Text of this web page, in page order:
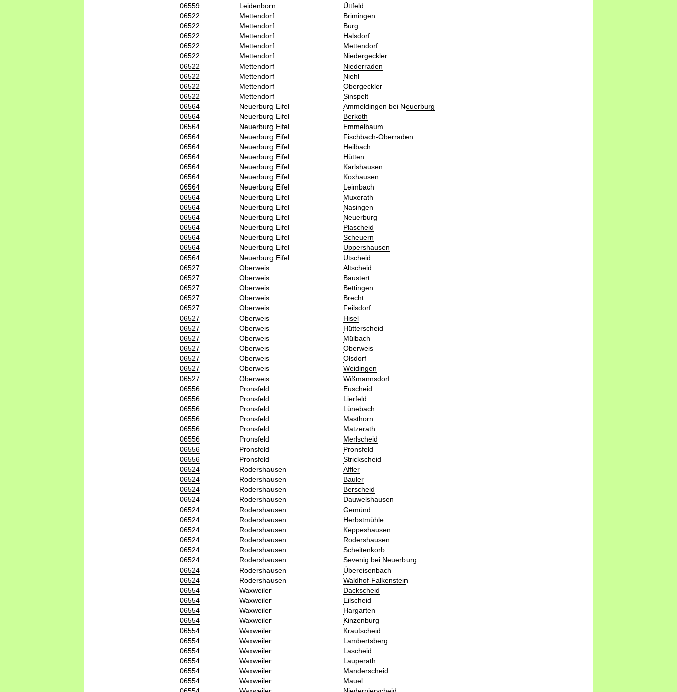
06559
Leidenborn
Üttfeld
06522
Mettendorf
Brimingen
06522
Mettendorf
Burg
06522
Mettendorf
Halsdorf
06522
Mettendorf
Mettendorf
06522
Mettendorf
Niedergeckler
06522
Mettendorf
Niederraden
06522
Mettendorf
Niehl
06522
Mettendorf
Obergeckler
06522
Mettendorf
Sinspelt
06564
Neuerburg Eifel
Ammeldingen bei Neuerburg
06564
Neuerburg Eifel
Berkoth
06564
Neuerburg Eifel
Emmelbaum
06564
Neuerburg Eifel
Fischbach-Oberraden
06564
Neuerburg Eifel
Heilbach
06564
Neuerburg Eifel
Hütten
06564
Neuerburg Eifel
Karlshausen
06564
Neuerburg Eifel
Koxhausen
06564
Neuerburg Eifel
Leimbach
06564
Neuerburg Eifel
Muxerath
06564
Neuerburg Eifel
Nasingen
06564
Neuerburg Eifel
Neuerburg
06564
Neuerburg Eifel
Plascheid
06564
Neuerburg Eifel
Scheuern
06564
Neuerburg Eifel
Uppershausen
06564
Neuerburg Eifel
Utscheid
06527
Oberweis
Altscheid
06527
Oberweis
Baustert
06527
Oberweis
Bettingen
06527
Oberweis
Brecht
06527
Oberweis
Feilsdorf
06527
Oberweis
Hisel
06527
Oberweis
Hütterscheid
06527
Oberweis
Mülbach
06527
Oberweis
Oberweis
06527
Oberweis
Olsdorf
06527
Oberweis
Weidingen
06527
Oberweis
Wißmannsdorf
06556
Pronsfeld
Euscheid
06556
Pronsfeld
Lierfeld
06556
Pronsfeld
Lünebach
06556
Pronsfeld
Masthorn
06556
Pronsfeld
Matzerath
06556
Pronsfeld
Merlscheid
06556
Pronsfeld
Pronsfeld
06556
Pronsfeld
Strickscheid
06524
Rodershausen
Affler
06524
Rodershausen
Bauler
06524
Rodershausen
Berscheid
06524
Rodershausen
Dauwelshausen
06524
Rodershausen
Gemünd
06524
Rodershausen
Herbstmühle
06524
Rodershausen
Keppeshausen
06524
Rodershausen
Rodershausen
06524
Rodershausen
Scheitenkorb
06524
Rodershausen
Sevenig bei Neuerburg
06524
Rodershausen
Übereisenbach
06524
Rodershausen
Waldhof-Falkenstein
06554
Waxweiler
Dackscheid
06554
Waxweiler
Eilscheid
06554
Waxweiler
Hargarten
06554
Waxweiler
Kinzenburg
06554
Waxweiler
Krautscheid
06554
Waxweiler
Lambertsberg
06554
Waxweiler
Lascheid
06554
Waxweiler
Lauperath
06554
Waxweiler
Manderscheid
06554
Waxweiler
Mauel